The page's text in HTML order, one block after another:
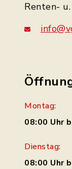
Renten-
Montag:
08:00 Uhr
Dienstag:
08:00 Uhr